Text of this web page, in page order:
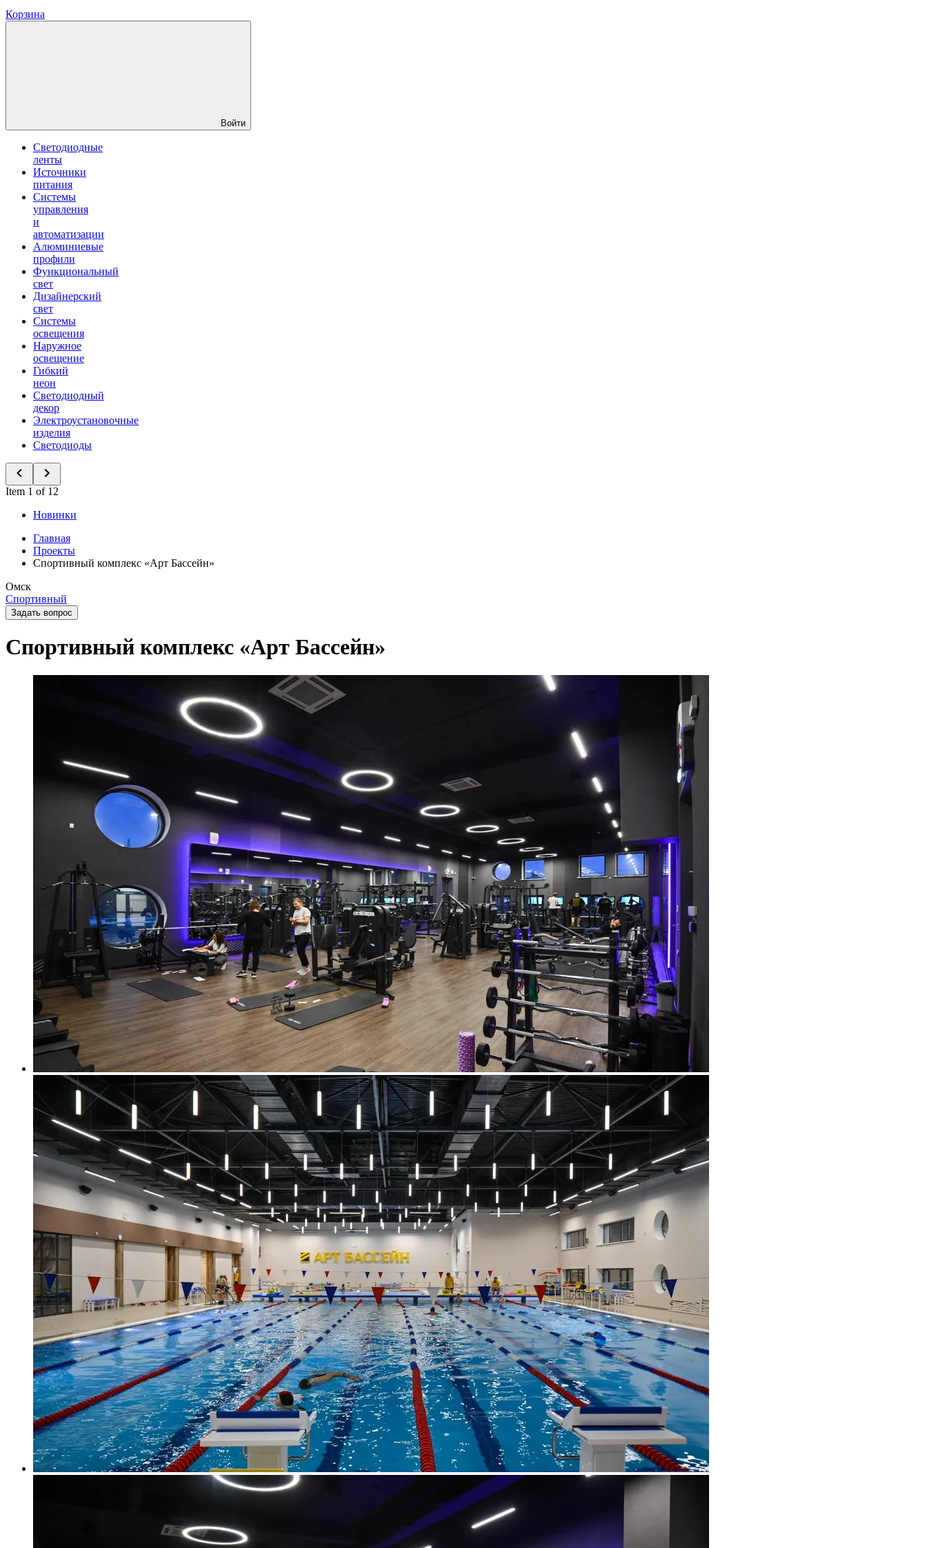
Корзина
Войти
Светодиодные
ленты
Источники
питания
Системы
управления
и
автоматизации
Алюминиевые
профили
Функциональный
свет
Дизайнерский
свет
Системы
освещения
Наружное
освещение
Гибкий
неон
Светодиодный
декор
Электроустановочные
изделия
Светодиоды
Item 1 of 12
Новинки
Главная
Проекты
Спортивный комплекс «Арт Бассейн»
Омск
Спортивный
Задать вопрос
Спортивный комплекс «Арт Бассейн»